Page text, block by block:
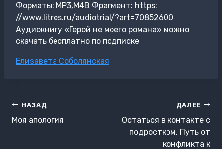
Форматы: MP3,M4B Фрагмент: https:
//www.litres.ru/audiotrial/?art=70852600
Аудиокнигу «Герой не моего романа» можно
скачать бесплатно по подписке
Метки
Елизавета Соболянская
Навигация
по
НАЗАД
Моя апология
ДАЛЕЕ
Остаться в контакте с
подростком. Путь от
конфликта к